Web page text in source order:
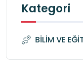
Kategori
BİLİM VE